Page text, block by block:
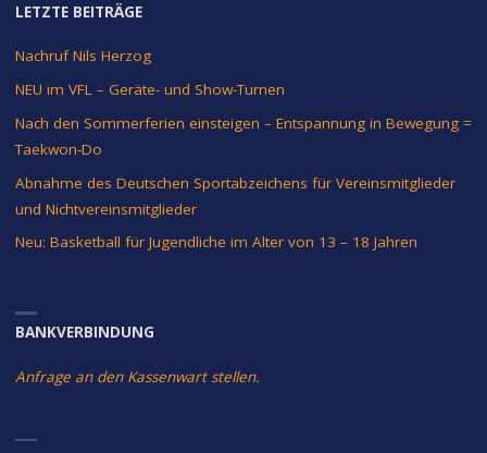
LETZTE BEITRÄGE
Nachruf Nils Herzog
NEU im VFL – Geräte- und Show-Turnen
Nach den Sommerferien einsteigen – Entspannung in Bewegung =
Taekwon-Do
Abnahme des Deutschen Sportabzeichens für Vereinsmitglieder
und Nichtvereinsmitglieder
Neu: Basketball für Jugendliche im Alter von 13 – 18 Jahren
BANKVERBINDUNG
Anfrage an den Kassenwart stellen.